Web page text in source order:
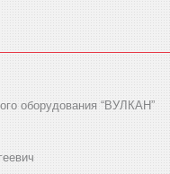
оборудования “ВУЛКАН”